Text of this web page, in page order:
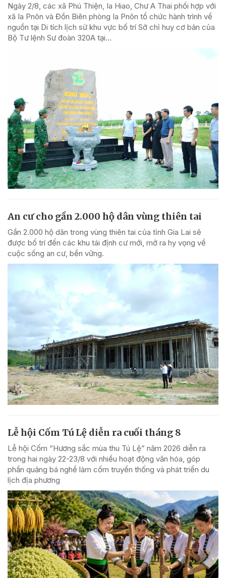
Ngày 2/8, các xã Phú Thiện, Ia Hiao, Chư A Thai phối hợp với
xã Ia Pnôn và Đồn Biên phòng Ia Pnôn tổ chức hành trình về
nguồn tại Di tích lịch sử khu vực bố trí Sở chỉ huy cơ bản của
Bộ Tư lệnh Sư đoàn 320A tại...
An cư cho gần 2.000 hộ dân vùng thiên tai
Gần 2.000 hộ dân trong vùng thiên tai của tỉnh Gia Lai sẽ
được bố trí đến các khu tái định cư mới, mở ra hy vọng về
cuộc sống an cư, bền vững.
Lễ hội Cốm Tú Lệ diễn ra cuối tháng 8
Lễ hội Cốm “Hương sắc mùa thu Tú Lệ” năm 2026 diễn ra
trong hai ngày 22-23/8 với nhiều hoạt động văn hóa, góp
phần quảng bá nghề làm cốm truyền thống và phát triển du
lịch địa phương